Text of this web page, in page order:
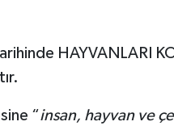
HAYVANLARI
“insan, hayvan ve